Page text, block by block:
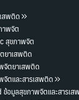
สพติด
าพจิต
สุขภาพจิต
ยาเสพติด
จิตยาเสพติด
ตและสารเสพติด
ข้อมูลสุขภาพจิตและสารเส